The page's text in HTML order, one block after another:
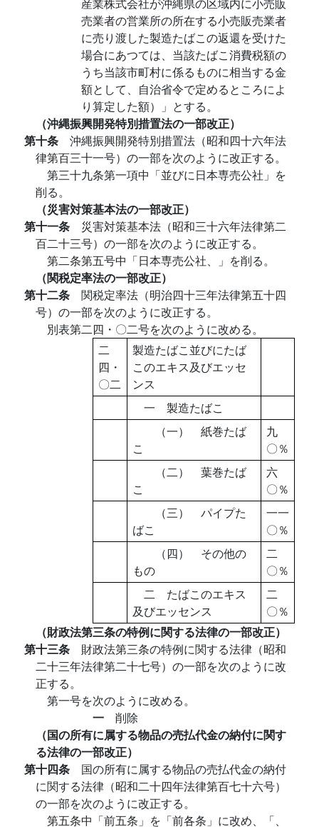
売業者の営業所の所在する小売販売業者
に売り渡した製造たばこの返還を受けた
場合にあつては、当該たばこ消費税額の
うち当該市町村に係るものに相当する金
額として、自治省令で定めるところによ
り算定した額）」とする。
（沖縄振興開発特別措置法の一部改正）
第十条 沖縄振興開発特別措置法（昭和四十六年法
律第百三十一号）の一部を次のように改正する。
第三十九条第一項中「並びに日本専売公社」を
削る。
（災害対策基本法の一部改正）
第十一条 災害対策基本法（昭和三十六年法律第二
百二十三号）の一部を次のように改正する。
第二条第五号中「日本専売公社、」を削る。
（関税定率法の一部改正）
第十二条 関税定率法（明治四十三年法律第五十四
号）の一部を次のように改正する。
別表第二四・〇二号を次のように改める。
二
四・
〇二
製造たばこ並びにたば
このエキス及びエッセ
ンス
一 製造たばこ
（一） 紙巻たば
こ
九
〇％
（二） 葉巻たば
こ
六
〇％
（三） パイプた
ばこ
一一
〇％
（四） その他の
もの
二
〇％
二 たばこのエキス
及びエッセンス
二
〇％
（財政法第三条の特例に関する法律の一部改正）
第十三条 財政法第三条の特例に関する法律（昭和
二十三年法律第二十七号）の一部を次のように改
正する。
第一号を次のように改める。
一 削除
（国の所有に属する物品の売払代金の納付に関す
る法律の一部改正）
第十四条 国の所有に属する物品の売払代金の納付
に関する法律（昭和二十四年法律第百七十六号）
の一部を次のように改正する。
第五条中「前五条」を「前各条」に改め、「、